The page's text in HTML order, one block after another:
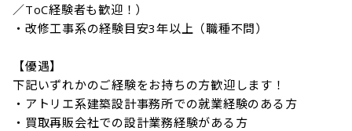
／ToC経験者も歓迎！）
・改修工事系の経験目安3年以上（職種不問）
【優遇】
下記いずれかのご経験をお持ちの方歓迎します！
・アトリエ系建築設計事務所での就業経験のある方
・買取再販会社での設計業務経験がある方